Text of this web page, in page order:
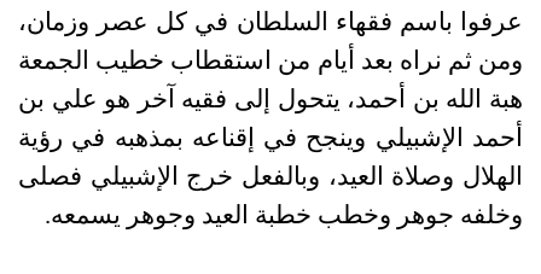
عرفوا باسم فقهاء السلطان في كل عصر وزمان،
ومن ثم نراه بعد أيام من استقطاب خطيب الجمعة
هبة الله بن أحمد، يتحول إلى فقيه آخر هو علي بن
أحمد الإشبيلي وينجح في إقناعه بمذهبه في رؤية
الهلال وصلاة العيد، وبالفعل خرج الإشبيلي فصلى
وخلفه جوهر وخطب خطبة العيد وجوهر يسمعه.